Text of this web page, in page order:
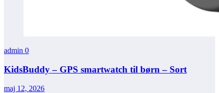
admin 0
KidsBuddy – GPS smartwatch til børn – Sort
maj 12, 2026